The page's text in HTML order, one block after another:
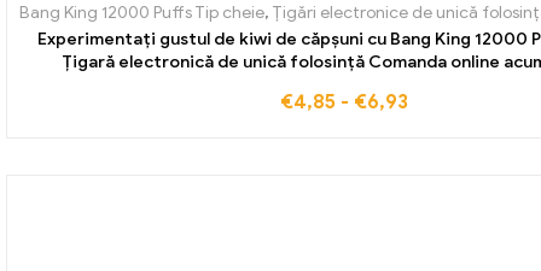
Bang King 12000 Puffs Tip cheie, Țigări electronice de unică
Experimentați gustul de kiwi de căpșuni cu Bang King 12000
Țigară electronică de unică folosință Comanda online
€4,85 - €6,93